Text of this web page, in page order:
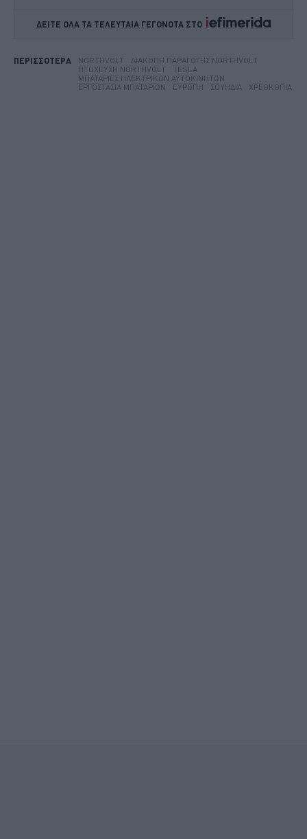
ΔΕΙΤΕ ΟΛΑ ΤΑ ΤΕΛΕΥΤΑΙΑ ΓΕΓΟΝΟΤΑ ΣΤΟ
ΠΕΡΙΣΣΟΤΕΡΑ NORTHVOLT
ΔΙΑΚΟΠΉ ΠΑΡΑΓΩΓΉΣ NORTHVOLT
ΠΤΏΧΕΥΣΗ NORTHVOLT
TESLA
ΜΠΑΤΑΡΊΕΣ ΗΛΕΚΤΡΙΚΏΝ ΑΥΤΟΚΙΝΉΤΩΝ
ΕΡΓΟΣΤΑΣΙΑ ΜΠΑΤΑΡΙΏΝ
ΕΥΡΏΠΗ ΣΟΥΗΔΊΑ ΧΡΕΟΚΟΠΊΑ